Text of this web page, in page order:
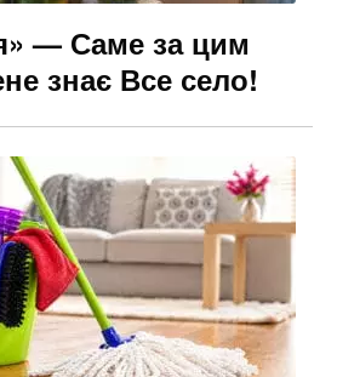
— Саме за цим
знає Все село!